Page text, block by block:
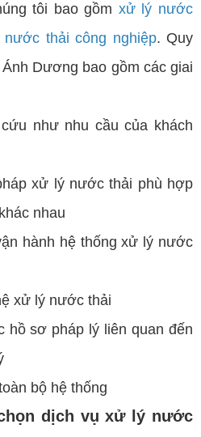
tôi bao gồm xử lý nước
thải công nghiệp. Quy
Dương bao gồm các giai
như nhu cầu của khách
xử lý nước thải phù hợp
nhau
hành hệ thống xử lý nước
xử lý nước thải
hồ sơ pháp lý liên quan đến
bộ hệ thống
dịch vụ xử lý nước